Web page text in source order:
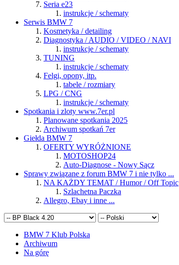
Seria e23
instrukcje / schematy
Serwis BMW 7
Kosmetyka / detailing
Diagnostyka / AUDIO / VIDEO / NAVI
instrukcje / schematy
TUNING
instrukcje / schematy
Felgi, opony, itp.
tabele / rozmiary
LPG / CNG
instrukcje / schematy
Spotkania i zloty www.7er.pl
Planowane spotkania 2025
Archiwum spotkań 7er
Giełda BMW 7
OFERTY WYRÓŻNIONE
MOTOSHOP24
Auto-Diagnose - Nowy Sącz
Sprawy związane z forum BMW 7 i nie tylko ...
NA KAŻDY TEMAT / Humor / Off Topic
Szlachetna Paczka
Allegro, Ebay i inne ...
BMW 7 Klub Polska
Archiwum
Na górę